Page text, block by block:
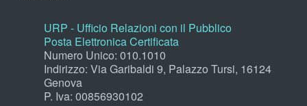
URP - Ufficio Relazioni con il Pubblico
Posta Elettronica Certificata
Numero Unico: 010.1010
Indirizzo: Via Garibaldi 9, Palazzo Tursi, 16124
Genova
P. Iva: 00856930102